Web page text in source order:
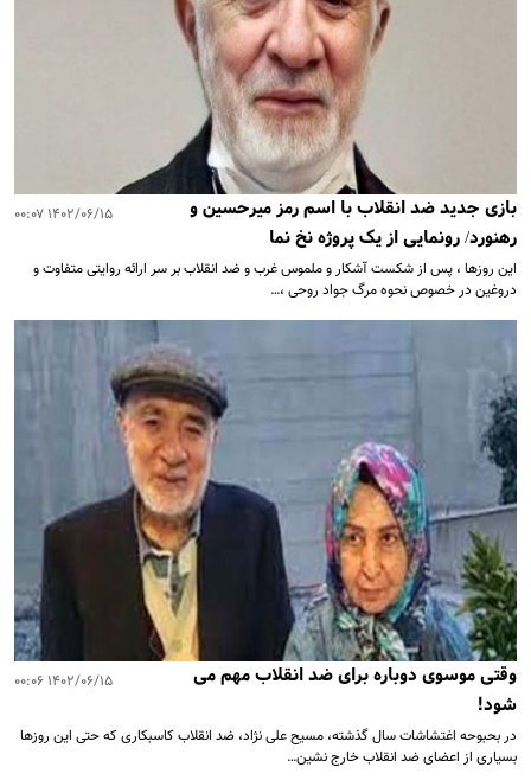
۱۴۰۲/۰۶/۱۵ ۰۰:۰۷
بازی جدید ضد انقلاب با اسم رمز میرحسین و
رهنورد/ رونمایی از یک پروژه نخ نما
این روزها ، پس از شکست آشکار و ملموس غرب و ضد انقلاب بر سر ارائه روایتی متفاوت و
دروغین در خصوص نحوه مرگ جواد روحی ،…
۱۴۰۲/۰۶/۱۵ ۰۰:۰۶
وقتی موسوی دوباره برای ضد انقلاب مهم می
شود!
در بحبوحه اغتشاشات سال گذشته، مسیح علی نژاد، ضد انقلاب کاسبکاری که حتی این روزها
بسیاری از اعضای ضد انقلاب خارج نشین…